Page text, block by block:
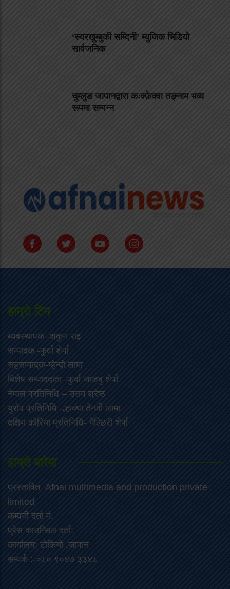
‘स्यरखुम्बुकी सम्दिनी’ म्युजिक भिडियो
सार्वजनिक
चुम्लुङ जापानद्वारा कःक्फ़ेक्वा तङ्नाम भव्य
रूपमा सम्पन्न
हाम्राे टिम
ब्यबस्थापक -शकुन राइ
सम्पादक -फुर्वा शेर्पा
सहसम्पादक-म्हेन्दो लामा
‍बिशेष सम्पाददाता -फुर्वा जा‌ङबु शेर्पा
नेपाल प्रतिनिधि – उत्तम श्रेष्ठ
युरोप प्रतिनिधि -ल्हाक्पा तेन्जी लामा
दक्षिण कोरिया प्रतिनिधि- गेल्छिरी शेर्पा
हाम्रो बारेमा
प्रस्तावित Afnai multimedia and production private
limited
कम्पनी दर्ता नं.
प्रेस काउन्सिल दर्ता:
कार्यालय: टोकियो ,जापान
सम्पर्क :-०८० ९०४७ ३३४८